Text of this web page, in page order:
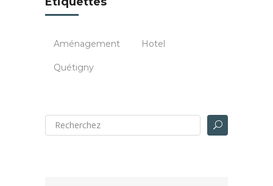
Aménagement Hotel
Quétigny